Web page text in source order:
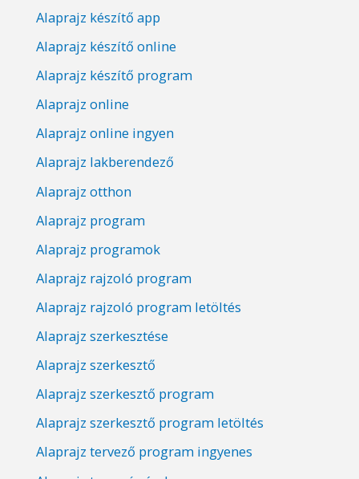
Alaprajz készítő app
Alaprajz készítő online
Alaprajz készítő program
Alaprajz online
Alaprajz online ingyen
Alaprajz lakberendező
Alaprajz otthon
Alaprajz program
Alaprajz programok
Alaprajz rajzoló program
Alaprajz rajzoló program letöltés
Alaprajz szerkesztése
Alaprajz szerkesztő
Alaprajz szerkesztő program
Alaprajz szerkesztő program letöltés
Alaprajz tervező program ingyenes